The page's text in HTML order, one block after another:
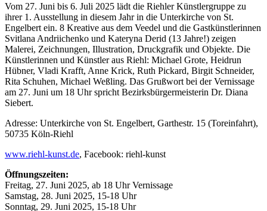
Vom 27. Juni bis 6. Juli 2025 lädt die Riehler Künstlergruppe zu
ihrer 1. Ausstellung in diesem Jahr in die Unterkirche von St.
Engelbert ein. 8 Kreative aus dem Veedel und die Gastkünstlerinnen
Svitlana Andriichenko und Kateryna Derid (13 Jahre!) zeigen
Malerei, Zeichnungen, Illustration, Druckgrafik und Objekte. Die
Künstlerinnen und Künstler aus Riehl: Michael Grote, Heidrun
Hübner, Vladi Krafft, Anne Krick, Ruth Pickard, Birgit Schneider,
Rita Schuhen, Michael Weßling. Das Grußwort bei der Vernissage
am 27. Juni um 18 Uhr spricht Bezirksbürgermeisterin Dr. Diana
Siebert.
Adresse: Unterkirche von St. Engelbert, Garthestr. 15 (Toreinfahrt),
50735 Köln-Riehl
www.riehl-kunst.de, Facebook: riehl-kunst
Öffnungszeiten:
Freitag, 27. Juni 2025, ab 18 Uhr Vernissage
Samstag, 28. Juni 2025, 15-18 Uhr
Sonntag, 29. Juni 2025, 15-18 Uhr